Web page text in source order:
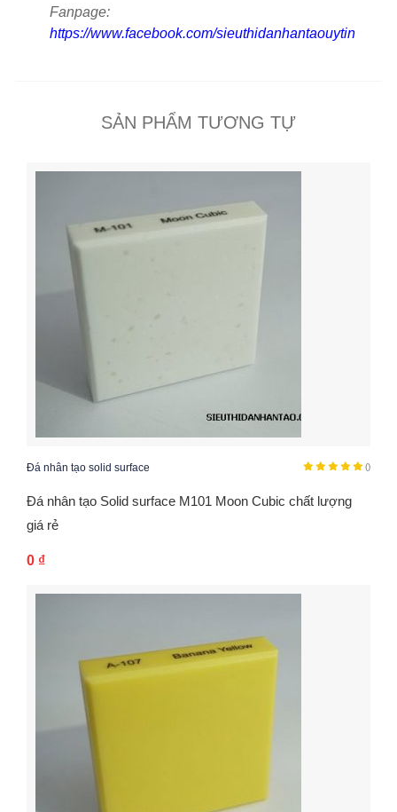
Fanpage:
https://www.facebook.com/sieuthidanhantaouytin
SẢN PHẨM TƯƠNG TỰ
()
Đá nhân tạo solid surface
Đá nhân tạo Solid surface M101 Moon Cubic chất lượng
giá rẻ
0 ₫